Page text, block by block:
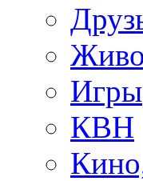
Игры
КВН